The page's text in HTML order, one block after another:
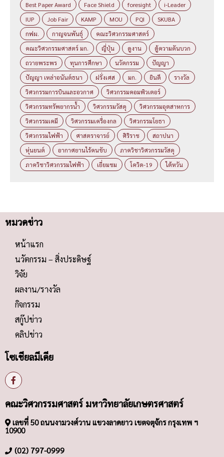
Best Paper Award Face Shield foresight
i-Leader
IUP
Job Fair KAMP MOU PQI
SKUBA
กฟผ.
กาญจนพันธุ์
คณะวิศวกรรมศาสตร์
คณะวิศวกรรมศาสตร์ มก.
ญี่ปุ่น ดูงาน
ตู้ความดันบวก
ถวายพระพร
ทุนการศึกษา นวัตกรรม
ปัญญา
ปัญญา เหล่าอนันต์ธนา
ฝรั่งเศส มก. ยินดี
รางวัล
วิศวกรรมการบินและอวกาศ
วิศวกรรมคอมพิวเตอร์
วิศวกรรมทรัพยากรน้ำ
วิศวกรรมวัสดุ
วิศวกรรมอุตสาหการ
วิศวกรรมเคมี
วิศวกรรมเครื่องกล
วิศวกรรมโยธา
วิศวกรรมไฟฟ้า
ศาสตราจารย์ ศิริราช
สถาปนา
หุ่นยนต์
อากาศยานไร้คนขับ
ภาควิชาวิศวกรรมวัสดุ
ภาควิชาวิศวกรรมไฟฟ้า
เยี่ยมชม โควิด-19 ไต้หวัน
หมวดข่าว
หน้าแรก
นวัตกรรม – สิ่งประดิษฐ์
วิจัย
ผลงาน/รางวัล
กิจกรรม
สกู๊ปข่าว
คลิปข่าว
โซเชียลมีเดีย
คณะวิศวกรรมศาสตร์ มหาวิทยาลัยเกษตรศาสตร์
เลขที่ 50 ถนนงามวงศ์วาน แขวงลาดยาว เขตจตุจักร กรุงเทพ ฯ
10900
(02) 797-0999